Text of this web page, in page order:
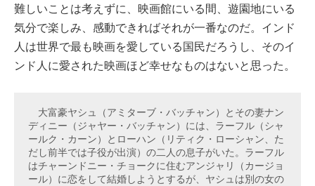
難しいことは考えずに、映画館にいる間、遊園地にいる
気分で楽しみ、感動できればそれが一番なのだ。インド
人は世界で最も映画を愛している国民だろうし、そのイ
ンド人に愛された映画ほど幸せなものはないと思った。
大富豪ヤシュ（アミターブ・バッチャン）とその妻ナン
ディニー（ジャヤー・バッチャン）には、ラーフル（シャ
ールク・カーン）とローハン（リティク・ローシャン、た
だし前半では子役が出演）の二人の息子がいた。ラーフル
はチャーンドニー・チョークに住むアンジャリ（カージョ
ール）に恋をして結婚しようとするが、ヤシュは別の女の